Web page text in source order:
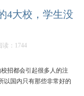
4大校，学生没
读：1744
招都会引起很多人的注
以国内只有那些非常好的